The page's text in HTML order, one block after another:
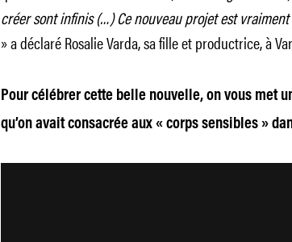
créer sont infinis (…) Ce nouveau projet est
» a déclaré Rosalie Varda, sa fille et productrice, à
Pour célébrer cette belle nouvelle, on vous met
qu’on avait consacrée aux « corps sensibles »